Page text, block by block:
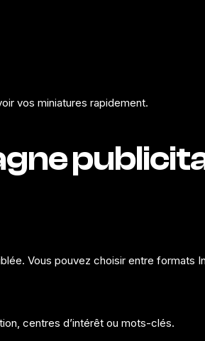
vos miniatures rapidement.
Vous pouvez choisir entre formats
centres d’intérêt ou mots-clés.